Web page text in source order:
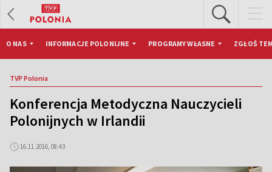
O NAS INFORMACJE POLONIJNE PROGRAMY WŁASNE ZGŁOŚ
TVP Polonia
Konferencja Metodyczna Nauczycieli
Polonijnych w Irlandii
16.11.2016, 08:43